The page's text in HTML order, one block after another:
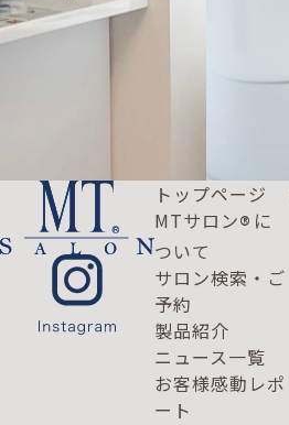
トップページ
MTサロン® に
ついて
サロン検索・ご
予約
製品紹介
ニュース一覧
お客様感動レポ
ート